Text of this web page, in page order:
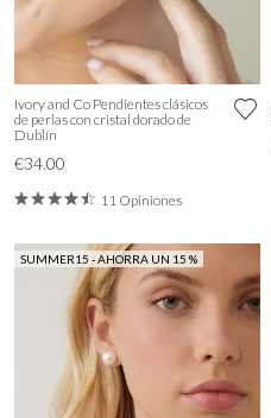
Ivory and Co Pendientes clásicos
de perlas con cristal dorado de
Dublín
€34.00
11 Opiniones
SUMMER15 - AHORRA UN 15 %